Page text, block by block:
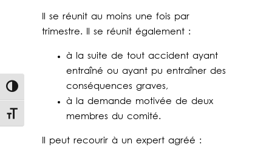
Passer en contraste élevé
Changer la taille de la police
Il se réunit au moins une fois par
trimestre. Il se réunit également :
à la suite de tout accident ayant
entraîné ou ayant pu entraîner des
conséquences graves,
à la demande motivée de deux
membres du comité.
Il peut recourir à un expert agréé :